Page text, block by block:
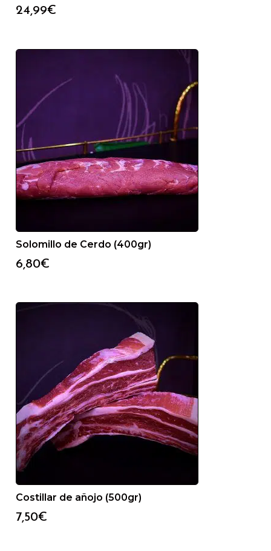
24,99€
Solomillo de Cerdo (400gr)
6,80€
Costillar de añojo (500gr)
7,50€